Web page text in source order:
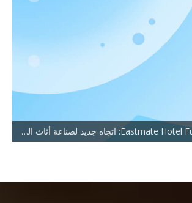
منظر من Eastmate Hotel Furniture: اتجاه جديد لصناعة أثاث الفنادق